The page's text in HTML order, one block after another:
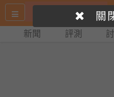
新聞 評測
關